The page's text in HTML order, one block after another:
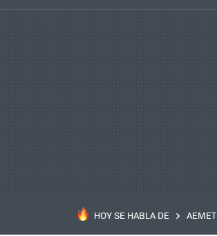
HOY SE HABLA DE AEMET